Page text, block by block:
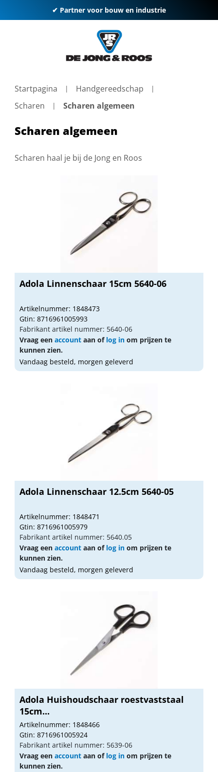
✔ Partner voor bouw en industrie
Startpagina
Handgereedschap
Scharen
Scharen algemeen
Scharen algemeen
Scharen haal je bij de Jong en Roos
Adola Linnenschaar 15cm 5640-06
Artikelnummer: 1848473
Gtin: 8716961005993
Fabrikant artikel nummer: 5640-06
Vraag een account aan of log in om prijzen te
kunnen zien.
Vandaag besteld, morgen geleverd
Adola Linnenschaar 12.5cm 5640-05
Artikelnummer: 1848471
Gtin: 8716961005979
Fabrikant artikel nummer: 5640.05
Vraag een account aan of log in om prijzen te
kunnen zien.
Vandaag besteld, morgen geleverd
Adola Huishoudschaar roestvaststaal
15cm...
Artikelnummer: 1848466
Gtin: 8716961005924
Fabrikant artikel nummer: 5639-06
Vraag een account aan of log in om prijzen te
kunnen zien.